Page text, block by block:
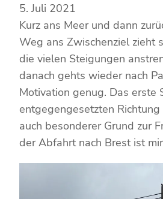
5. Juli 2021
Kurz ans Meer und dann
Weg ans Zwischenziel zieht
die vielen Steigungen
danach gehts wieder nach
Motivation genug. Das erste
entgegengesetzten
auch besonderer Grund zur
der Abfahrt nach Brest ist